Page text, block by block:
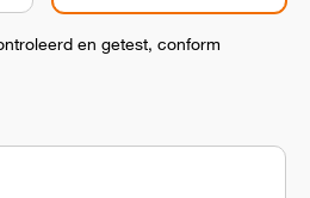
en getest, conform